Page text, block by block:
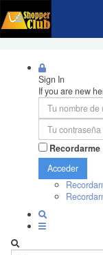
Sign In
If you are new
Recordarme
Acceder